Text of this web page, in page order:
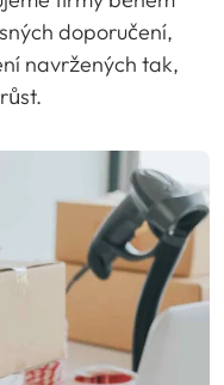
doporučení,
navržených tak,